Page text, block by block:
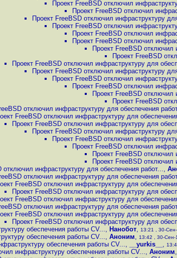
Проект FreeBSD отключил
Проект FreeBSD отключил
Проект FreeBSD отключил инфраструктуру
Проект FreeBSD отключил
Проект FreeBSD отключил
Проект FreeBSD отключил
Проект FreeBSD отключил
Проект FreeBSD
Проект FreeBSD отключил инфраструктуру для
Проект FreeBSD отключил инфраструктуру
Проект FreeBSD отключил
Проект FreeBSD отключил
Проект FreeBSD отключил
Проект FreeBSD
отключил инфраструктуру для обеспечения
FreeBSD отключил инфраструктуру для
Проект FreeBSD отключил инфраструктуру для
Проект FreeBSD отключил инфраструктуру
Проект FreeBSD отключил
Проект FreeBSD отключил
Проект FreeBSD отключил
Проект FreeBSD отключил
отключил инфраструктуру для обеспечения работ...,
отключил инфраструктуру для обеспечения
FreeBSD отключил инфраструктуру для
Проект FreeBSD отключил инфраструктуру для
FreeBSD отключил инфраструктуру для
отключил инфраструктуру для обеспечения
FreeBSD отключил инфраструктуру для
Проект FreeBSD отключил инфраструктуру для
обеспечения работы CV..., Нанобот, 13:21 , 30-
обеспечения работы CV..., Аноним, 13:42 , 30-Сен-
обеспечения работы CV..., __yurkis__ ,
инфраструктуру обеспечения работы CV..., Аноним,